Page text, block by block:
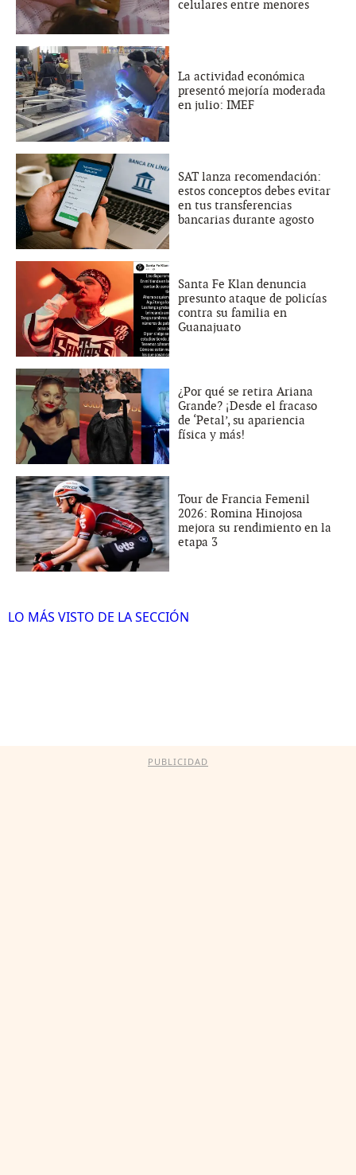
celulares entre menores
La actividad económica
presentó mejoría moderada
en julio: IMEF
SAT lanza recomendación:
estos conceptos debes evitar
en tus transferencias
bancarias durante agosto
Santa Fe Klan denuncia
presunto ataque de policías
contra su familia en
Guanajuato
¿Por qué se retira Ariana
Grande? ¡Desde el fracaso
de ‘Petal’, su apariencia
física y más!
Tour de Francia Femenil
2026: Romina Hinojosa
mejora su rendimiento en la
etapa 3
LO MÁS VISTO DE LA SECCIÓN
PUBLICIDAD